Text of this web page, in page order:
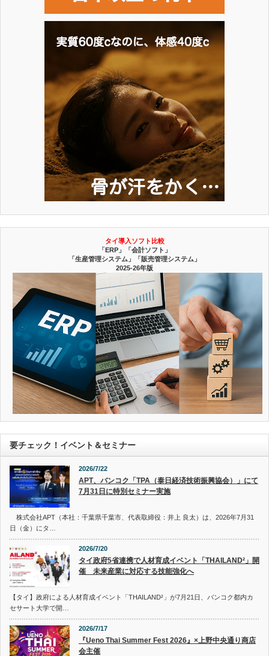
タイ導入ソフト比較
「ERP」「会計ソフト」
「生産管理システム」「販売管理システム」
2025-26年版
要チェック！イベント＆セミナー
2026/7/22
APT、バンコク「TPA（泰日経済技術振興協会）」にて
7月31日に特別セミナー実施
株式会社APT（本社：千葉県千葉市、代表取締役：井上 良太）は、2026年7月31
日（金）にタ…
2026/7/20
タイ政府5省連携で人材育成イベント「THAILAND²」開
催 未来産業に対応する技能強化へ
【タイ】政府による人材育成イベント「THAILAND²」が7月21日、バンコク都内カ
セサート大学で開…
2026/7/17
『Ueno Thai Summer Fest 2026』×上野中央通り商店
会主催